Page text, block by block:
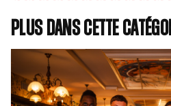
Plus dans cette